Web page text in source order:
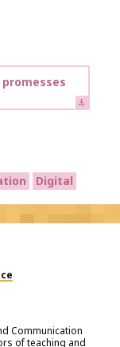
Digital
Communication
of teaching and